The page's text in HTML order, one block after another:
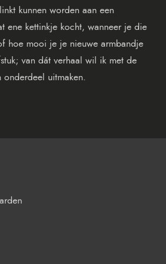
kunnen worden aan een
ene kettinkje kocht, wanneer je die
hoe mooi je je nieuwe armbandje
van dát verhaal wil ik met de
onderdeel uitmaken.